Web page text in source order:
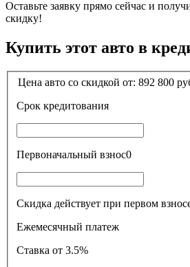
Оставьте заявку прямо сейчас и
скидку!
Купить этот авто в
Цена авто со скидкой от: 892 800
Срок кредитования
Первоначальный взнос0
Скидка действует при первом
Ежемесячный платеж
Ставка от 3.5%